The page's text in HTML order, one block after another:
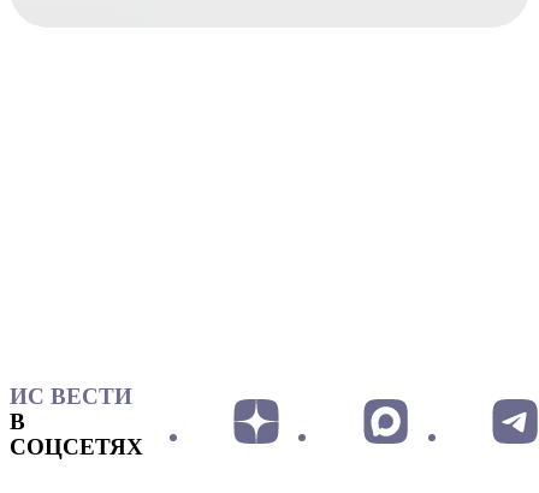
ИС ВЕСТИ
В
СОЦСЕТЯХ